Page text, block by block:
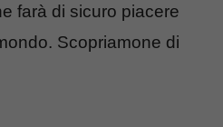
farà di sicuro piacere
Scopriamone di